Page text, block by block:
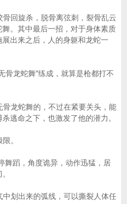
回旋杀，脱骨离弦刺，裂骨乱云
。其中最后一招，对于身体素质
出来之后，人的身躯和龙蛇一
骨龙蛇舞”练成，就算是枪都打不
龙蛇舞的，不过在紧要关头，能
逃命之下，也激发了他的潜力。
。
蹈，角度诡异，动作迅猛，居
划出来的弧线，可以撕裂人体任